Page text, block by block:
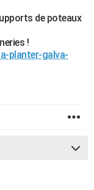
de poteaux
!
planter-galva-